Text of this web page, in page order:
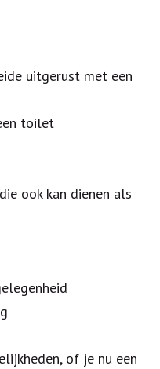
uitgerust met een
toilet
ook kan dienen als
of je nu een